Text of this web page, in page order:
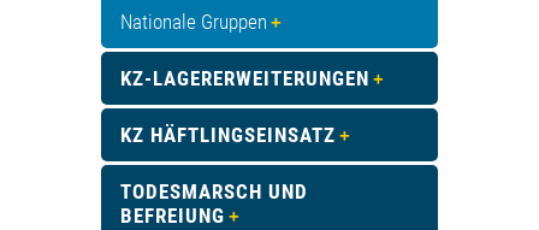
Nationale Gruppen
KZ-LAGERERWEITERUNGEN
KZ HÄFTLINGSEINSATZ
TODESMARSCH UND
BEFREIUNG